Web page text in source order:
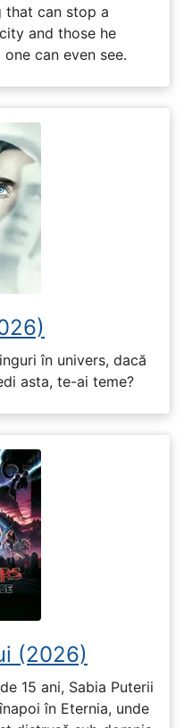
that can stop a
and those he
can even see.
în univers, dacă
asta, te-ai teme?
(2026)
15 ani, Sabia Puterii
în Eternia, unde